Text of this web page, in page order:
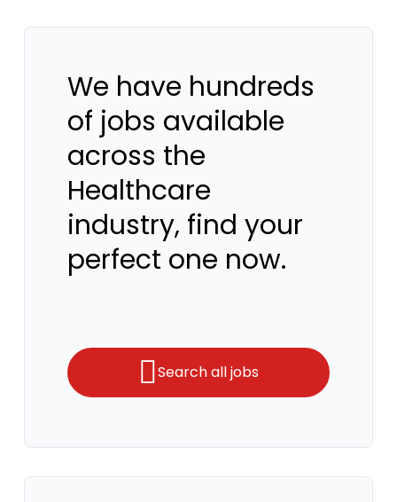
We have hundreds
of jobs available
across the
Healthcare
industry, find your
perfect one now.
Search all jobs